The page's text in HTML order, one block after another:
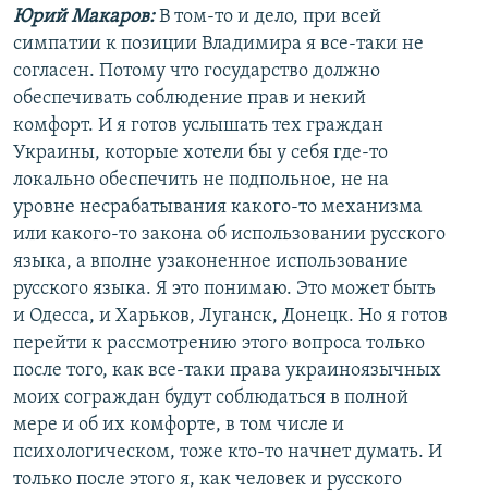
Юрий Макаров:В том-то и дело, при всей
симпатии к позиции Владимира я все-таки не
согласен. Потому что государство должно
обеспечивать соблюдение прав и некий
комфорт. И я готов услышать тех граждан
Украины, которые хотели бы у себя где-то
локально обеспечить не подпольное, не на
уровне несрабатывания какого-то механизма
или какого-то закона об использовании русского
языка, а вполне узаконенное использование
русского языка. Я это понимаю. Это может быть
и Одесса, и Харьков, Луганск, Донецк. Но я готов
перейти к рассмотрению этого вопроса только
после того, как все-таки права украиноязычных
моих сограждан будут соблюдаться в полной
мере и об их комфорте, в том числе и
психологическом, тоже кто-то начнет думать. И
только после этого я, как человек и русского